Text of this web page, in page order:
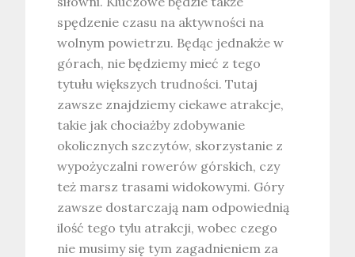
spędzenie czasu na aktywności na
wolnym powietrzu. Będąc jednakże w
górach, nie będziemy mieć z tego
tytułu większych trudności. Tutaj
zawsze znajdziemy ciekawe atrakcje,
takie jak chociażby zdobywanie
okolicznych szczytów, skorzystanie z
wypożyczalni rowerów górskich, czy
też marsz trasami widokowymi. Góry
zawsze dostarczają nam odpowiednią
ilość tego tylu atrakcji, wobec czego
nie musimy się tym zagadnieniem za